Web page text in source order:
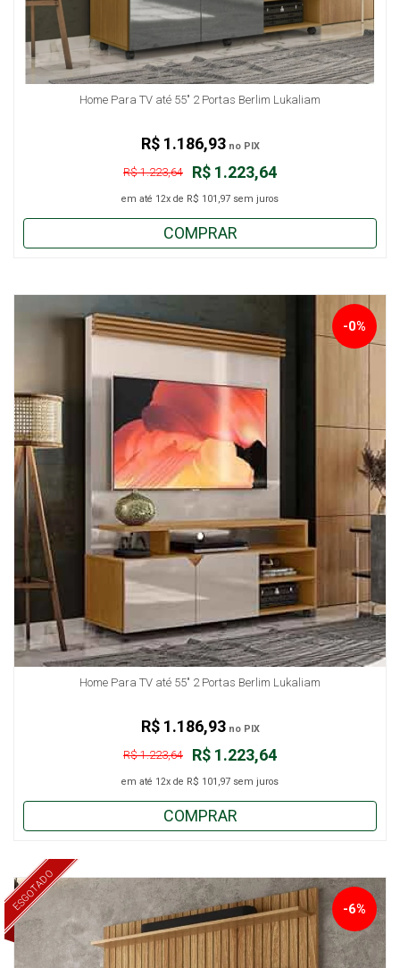
Home Para TV até 55" 2 Portas Berlim Lukaliam
R$ 1.223,64
R$ 1.223,64
em até 12x de R$ 101,97 sem juros
R$ 1.186,93no PIX
COMPRAR
Home Para TV até 55" 2 Portas Berlim Lukaliam
R$ 1.223,64
R$ 1.223,64
-0%
em até 12x de R$ 101,97 sem juros
R$ 1.186,93no PIX
COMPRAR
ESGOTADO -6%